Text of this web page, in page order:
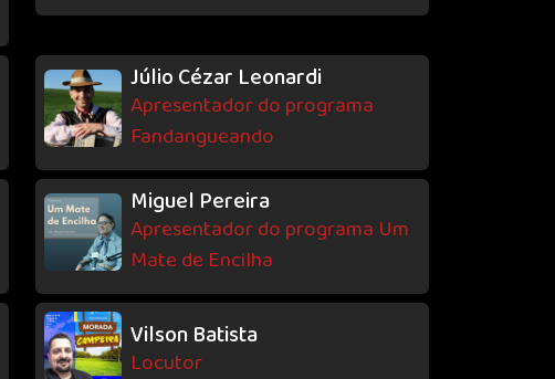
Júlio Cézar Leonardi
Apresentador do programa
Fandangueando
Miguel Pereira
Apresentador do programa Um
Mate de Encilha
Vilson Batista
Locutor